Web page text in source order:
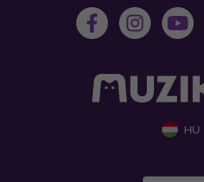
HU